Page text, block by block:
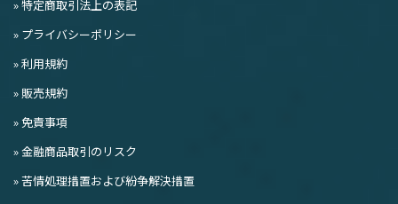
» 特定商取引法上の表記
» プライバシーポリシー
» 利用規約
» 販売規約
» 免責事項
» 金融商品取引のリスク
» 苦情処理措置および紛争解決措置